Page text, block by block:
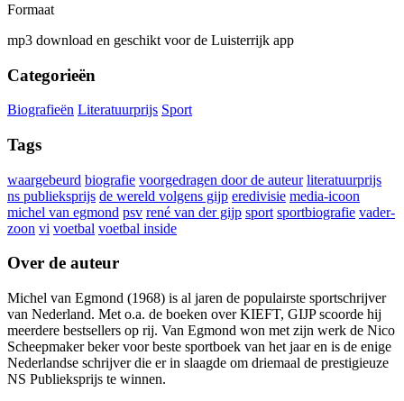
Formaat
mp3 download en geschikt voor de Luisterrijk app
Categorieën
Biografieën Literatuurprijs Sport
Tags
waargebeurd biografie voorgedragen door de auteur literatuurprijs
ns publieksprijs de wereld volgens gijp eredivisie media-icoon
michel van egmond psv rené van der gijp sport sportbiografie vader-
zoon vi voetbal voetbal inside
Over de auteur
Michel van Egmond (1968) is al jaren de populairste sportschrijver
van Nederland. Met o.a. de boeken over KIEFT, GIJP scoorde hij
meerdere bestsellers op rij. Van Egmond won met zijn werk de Nico
Scheepmaker beker voor beste sportboek van het jaar en is de enige
Nederlandse schrijver die er in slaagde om driemaal de prestigieuze
NS Publieksprijs te winnen.